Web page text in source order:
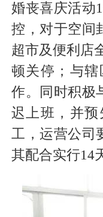
婚丧喜庆活动
控，对于空间
超市及便利店
顿关停；与
作。同时积极
迟上班，并
工，运营公司
其配合实行14